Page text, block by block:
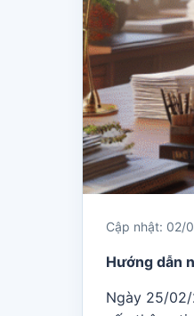
Cập nhật: 02/
Hướng dẫn
Ngày 25/02/